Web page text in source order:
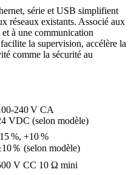
série et USB simplifient
réseaux existants. Associé aux
à une communication
la supervision, accélère la
comme la sécurité au
240 V CA
VDC (selon modèle)
%, +10 %
％ (selon modèle)
V CC 10 Ω mini